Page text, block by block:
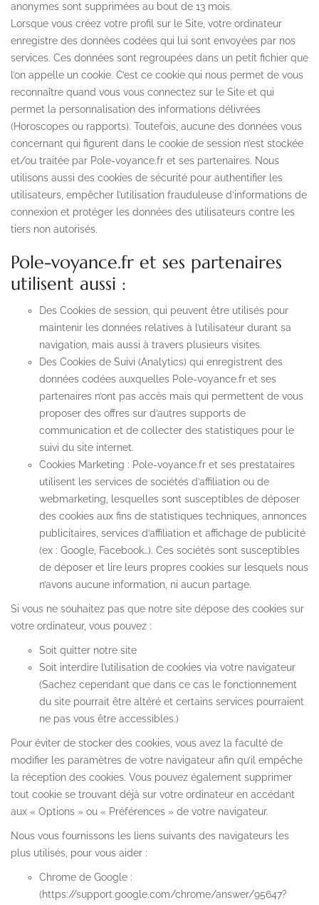
anonymes sont supprimées au bout de 13 mois.
Lorsque vous créez votre profil sur le Site, votre ordinateur
enregistre des données codées qui lui sont envoyées par nos
services. Ces données sont regroupées dans un petit fichier que
l’on appelle un cookie. C’est ce cookie qui nous permet de vous
reconnaître quand vous vous connectez sur le Site et qui
permet la personnalisation des informations délivrées
(Horoscopes ou rapports). Toutefois, aucune des données vous
concernant qui figurent dans le cookie de session n’est stockée
et/ou traitée par Pole-voyance.fr et ses partenaires. Nous
utilisons aussi des cookies de sécurité pour authentifier les
utilisateurs, empêcher l’utilisation frauduleuse d’informations de
connexion et protéger les données des utilisateurs contre les
tiers non autorisés.
Pole-voyance.fr et ses partenaires
utilisent aussi :
Des Cookies de session, qui peuvent être utilisés pour
maintenir les données relatives à l’utilisateur durant sa
navigation, mais aussi à travers plusieurs visites.
Des Cookies de Suivi (Analytics) qui enregistrent des
données codées auxquelles Pole-voyance.fr et ses
partenaires n’ont pas accès mais qui permettent de vous
proposer des offres sur d’autres supports de
communication et de collecter des statistiques pour le
suivi du site internet.
Cookies Marketing : Pole-voyance.fr et ses prestataires
utilisent les services de sociétés d’affiliation ou de
webmarketing, lesquelles sont susceptibles de déposer
des cookies aux fins de statistiques techniques, annonces
publicitaires, services d’affiliation et affichage de publicité
(ex : Google, Facebook…). Ces sociétés sont susceptibles
de déposer et lire leurs propres cookies sur lesquels nous
n’avons aucune information, ni aucun partage.
Si vous ne souhaitez pas que notre site dépose des cookies sur
votre ordinateur, vous pouvez :
Soit quitter notre site
Soit interdire l’utilisation de cookies via votre navigateur
(Sachez cependant que dans ce cas le fonctionnement
du site pourrait être altéré et certains services pourraient
ne pas vous être accessibles.)
Pour éviter de stocker des cookies, vous avez la faculté de
modifier les paramètres de votre navigateur afin qu’il empêche
la réception des cookies. Vous pouvez également supprimer
tout cookie se trouvant déjà sur votre ordinateur en accédant
aux « Options » ou « Préférences » de votre navigateur.
Nous vous fournissons les liens suivants des navigateurs les
plus utilisés, pour vous aider :
Chrome de Google :
(https://support.google.com/chrome/answer/95647?